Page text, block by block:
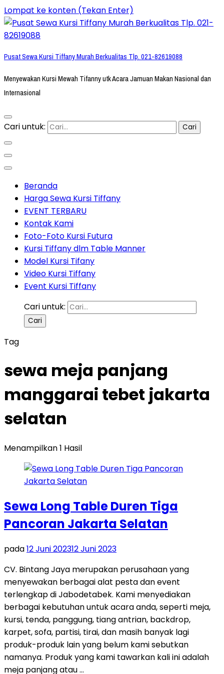
Lompat ke konten (Tekan Enter)
Pusat Sewa Kursi Tiffany Murah Berkualitas Tlp. 021-82619088
Menyewakan Kursi Mewah Tifanny utk Acara Jamuan Makan Nasional dan
Internasional
Cari untuk:
Beranda
Harga Sewa Kursi Tiffany
EVENT TERBARU
Kontak Kami
Foto-Foto Kursi Futura
Kursi Tiffany dlm Table Manner
Model Kursi Tifany
Video Kursi Tiffany
Event Kursi Tiffany
Cari untuk:
Tag
sewa meja panjang
manggarai tebet jakarta
selatan
Menampilkan 1 Hasil
Sewa Long Table Duren Tiga
Pancoran Jakarta Selatan
pada12 Juni 202312 Juni 2023
CV. Bintang Jaya merupakan perusahaan yang
menyewakan berbagai alat pesta dan event
terlengkap di Jabodetabek. Kami menyediakan
berbagai kebutuhan untuk acara anda, seperti meja,
kursi, tenda, panggung, tiang antrian, backdrop,
karpet, sofa, partisi, tirai, dan masih banyak lagi
produk-produk lain yang belum kami sebutkan
namanya. Produk yang kami tawarkan kali ini adalah
meja panjang atau …